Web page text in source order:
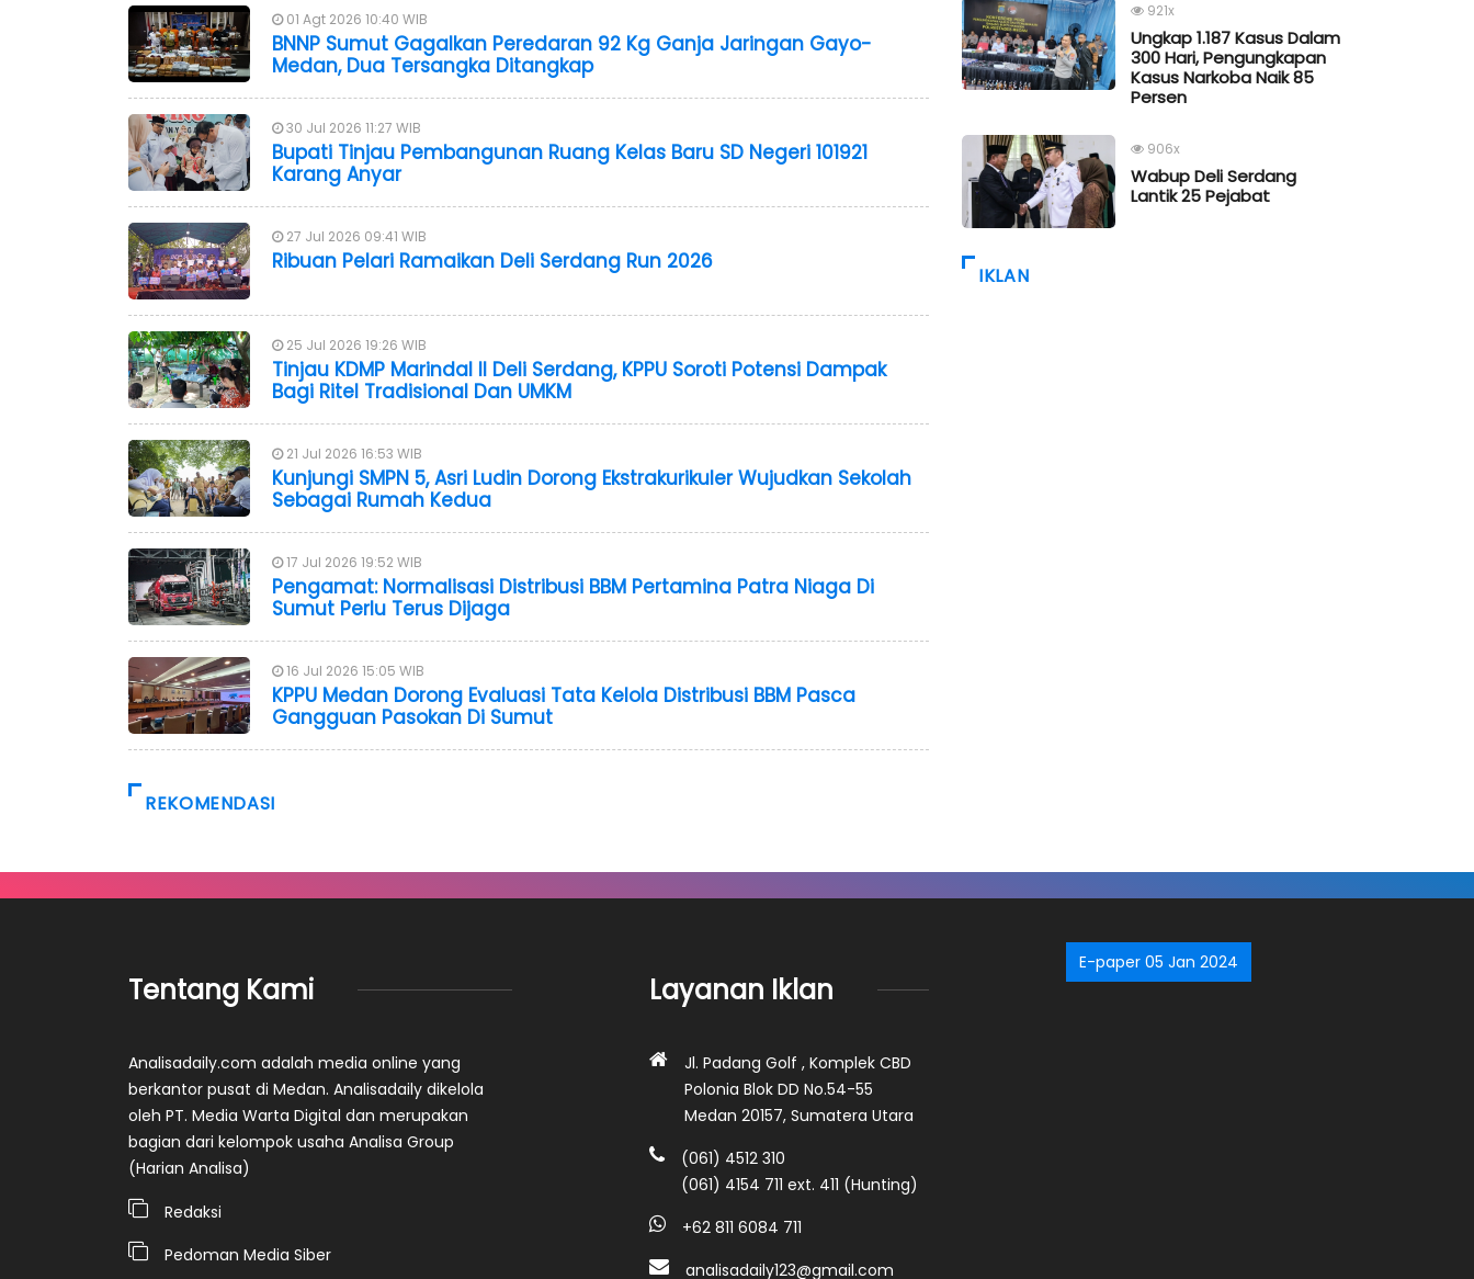
01 Agt 2026 10:40 WIB
BNNP Sumut Gagalkan Peredaran 92 Kg Ganja Jaringan Gayo-
Medan, Dua Tersangka Ditangkap
30 Jul 2026 11:27 WIB
Bupati Tinjau Pembangunan Ruang Kelas Baru SD Negeri 101921
Karang Anyar
27 Jul 2026 09:41 WIB
Ribuan Pelari Ramaikan Deli Serdang Run 2026
25 Jul 2026 19:26 WIB
Tinjau KDMP Marindal II Deli Serdang, KPPU Soroti Potensi Dampak
Bagi Ritel Tradisional Dan UMKM
21 Jul 2026 16:53 WIB
Kunjungi SMPN 5, Asri Ludin Dorong Ekstrakurikuler Wujudkan Sekolah
Sebagai Rumah Kedua
17 Jul 2026 19:52 WIB
Pengamat: Normalisasi Distribusi BBM Pertamina Patra Niaga Di
Sumut Perlu Terus Dijaga
16 Jul 2026 15:05 WIB
KPPU Medan Dorong Evaluasi Tata Kelola Distribusi BBM Pasca
Gangguan Pasokan Di Sumut
REKOMENDASI
921x
Ungkap 1.187 Kasus Dalam
300 Hari, Pengungkapan
Kasus Narkoba Naik 85
Persen
906x
Wabup Deli Serdang
Lantik 25 Pejabat
IKLAN
Tentang Kami
Analisadaily.com adalah media online yang
berkantor pusat di Medan. Analisadaily dikelola
oleh PT. Media Warta Digital dan merupakan
bagian dari kelompok usaha Analisa Group
(Harian Analisa)
Redaksi
Pedoman Media Siber
Layanan Iklan
Jl. Padang Golf , Komplek CBD
Polonia Blok DD No.54-55
Medan 20157, Sumatera Utara
(061) 4512 310
(061) 4154 711 ext. 411 (Hunting)
+62 811 6084 711
analisadaily123@gmail.com
E-paper 05 Jan 2024